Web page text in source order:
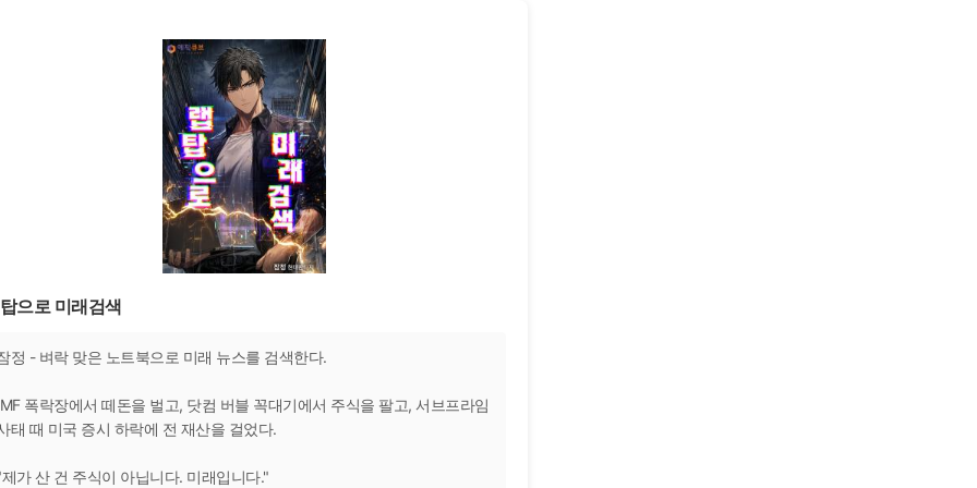
으로 미래검색
정 - 벼락 맞은 노트북으로 미래 뉴스를 검색한다.
폭락장에서 떼돈을 벌고, 닷컴 버블 꼭대기에서 주식을 팔고, 서브프라임
태 때 미국 증시 하락에 전 재산을 걸었다.
가 산 건 주식이 아닙니다. 미래입니다."